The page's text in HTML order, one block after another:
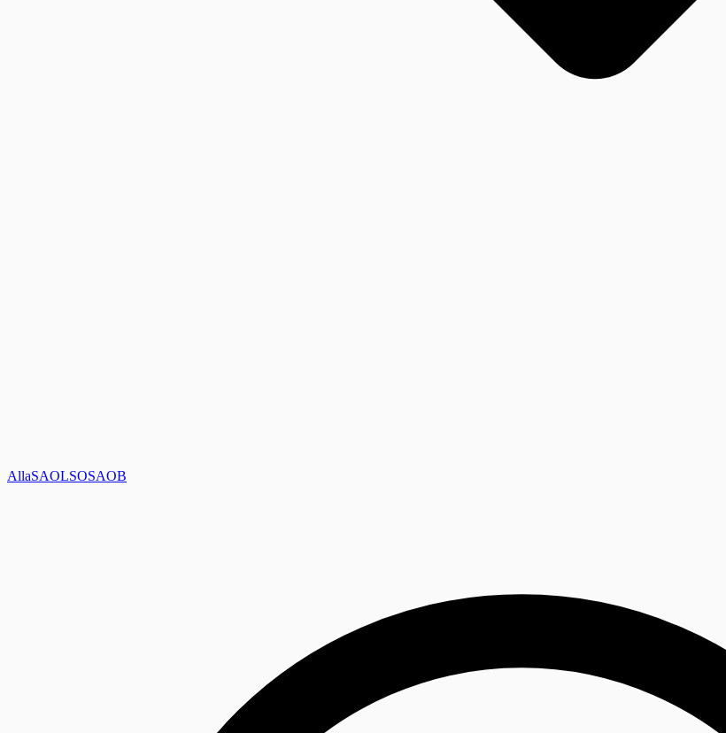
AllaSAOLSOSAOB